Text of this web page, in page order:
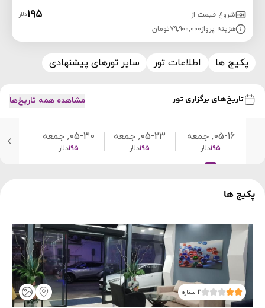
شروع قیمت از ۱۹۵دلار
هزینه پرواز۷۹٬۹۰۰٬۰۰۰تومان
پکیج ها اطلاعات تور سایر تورهای پیشنهادی
تاریخ‌های برگزاری تور مشاهده همه تاریخ‌ها
05-16, جمعه
۱۹۵دلار
05-23, جمعه
۱۹۵دلار
05-30, جمعه
۱۹۵دلار
پکیج ها
2 ستاره